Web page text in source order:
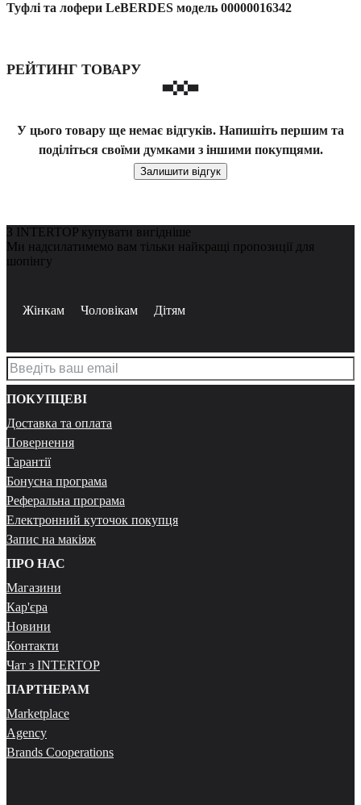
Туфлі та лофери LeBERDES модель 00000016342
РЕЙТИНГ ТОВАРУ
У цього товару ще немає відгуків. Напишіть першим та
поділіться своїми думками з іншими покупцями.
Залишити відгук
З INTERTOP купувати вигідніше
Ми надсилатимемо вам тільки найкращі пропозиції для
шопінгу
Жінкам Чоловікам Дітям
ПОКУПЦЕВІ
Доставка та оплата
Повернення
Гарантії
Бонусна програма
Реферальна програма
Електронний куточок покупця
Запис на макіяж
ПРО НАС
Магазини
Кар'єра
Новини
Контакти
Чат з INTERTOP
ПАРТНЕРАМ
Marketplace
Agency
Brands Cooperations